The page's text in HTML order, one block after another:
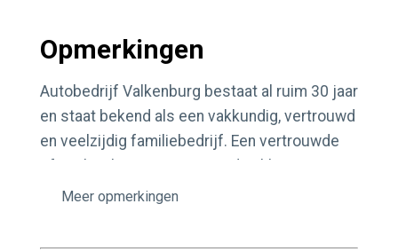
Opmerkingen
Autobedrijf Valkenburg bestaat al ruim 30 jaar
en staat bekend als een vakkundig, vertrouwd
en veelzijdig familiebedrijf. Een vertrouwde
wij voor staan en gaan.
opmerkingen